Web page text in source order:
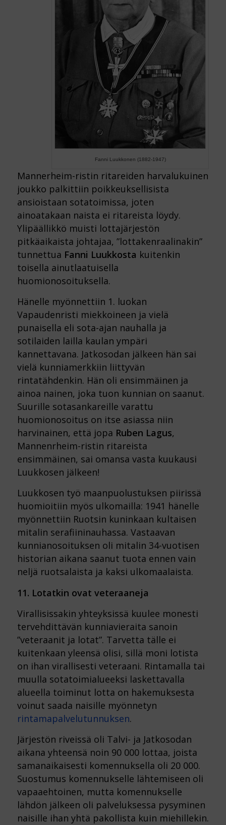
Fanni Luukkonen (1882-1947)
Mannerheim-ristin ritareiden harvalukuinen
joukko palkittiin poikkeuksellisista
ansioistaan sotatoimissa, joten
ainoatakaan naista ei ritareista löydy.
Ylipäällikkö muisti lottajärjestön
pitkäaikaista johtajaa, ”lottakenraalinakin”
tunnettua Fanni Luukkosta kuitenkin
toisella ainutlaatuisella
huomionosoituksella.
Hänelle myönnettiin 1. luokan
Vapaudenristi miekkoineen ja vielä
punaisella eli sota-ajan nauhalla ja
sotilaiden lailla kaulan ympäri
kannettavana. Jatkosodan jälkeen hän sai
vielä kunniamerkkiin liittyvän
rintatähdenkin. Hän oli ensimmäinen ja
ainoa nainen, joka tuon kunnian on saanut.
Suurille sotasankareille varattu
huomionosoitus on itse asiassa niin
harvinainen, että jopa Ruben Lagus,
Mannenrheim-ristin ritareista
ensimmäinen, sai omansa vasta kuukausi
Luukkosen jälkeen!
Luukkosen työ maanpuolustuksen piirissä
huomioitiin myös ulkomailla: 1941 hänelle
myönnettiin Ruotsin kuninkaan kultaisen
mitalin serafiininauhassa. Vastaavan
kunnianosoituksen oli mitalin 34-vuotisen
historian aikana saanut tuota ennen vain
neljä ruotsalaista ja kaksi ulkomaalaista.
11. Lotatkin ovat veteraaneja
Virallisissakin yhteyksissä kuulee monesti
tervehdittävän kunniavieraita sanoin
”veteraanit ja lotat”. Tarvetta tälle ei
kuitenkaan yleensä olisi, sillä moni lotista
on ihan virallisesti veteraani. Rintamalla tai
muulla sotatoimialueeksi laskettavalla
alueella toiminut lotta on hakemuksesta
voinut saada naisille myönnetyn
rintamapalvelutunnuksen.
Järjestön riveissä oli Talvi- ja Jatkosodan
aikana yhteensä noin 90 000 lottaa, joista
samanaikaisesti komennuksella oli 20 000.
Suostumus komennukselle lähtemiseen oli
vapaaehtoinen, mutta komennukselle
lähdön jälkeen oli palveluksessa pysyminen
naisille ihan yhtä pakollista kuin miehillekin.